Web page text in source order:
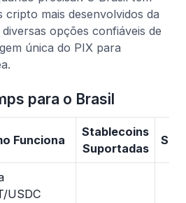
cripto mais desenvolvidos da
opções confiáveis de
única do PIX para
para o Brasil
Funciona
Stablecoins
Suportadas
USDC